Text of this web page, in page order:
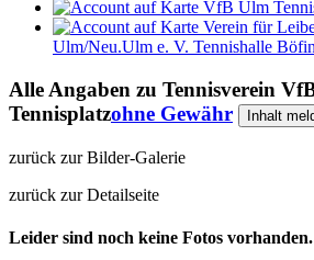
VfB Ulm
Verein für
Ulm/Neu.Ulm e. V. Tennishalle
Alle Angaben zu Tennisverein
Tennisplatzohne Gewähr Inhalt
zurück zur Bilder-Galerie
zurück zur Detailseite
Leider sind noch keine Fotos vorhanden.